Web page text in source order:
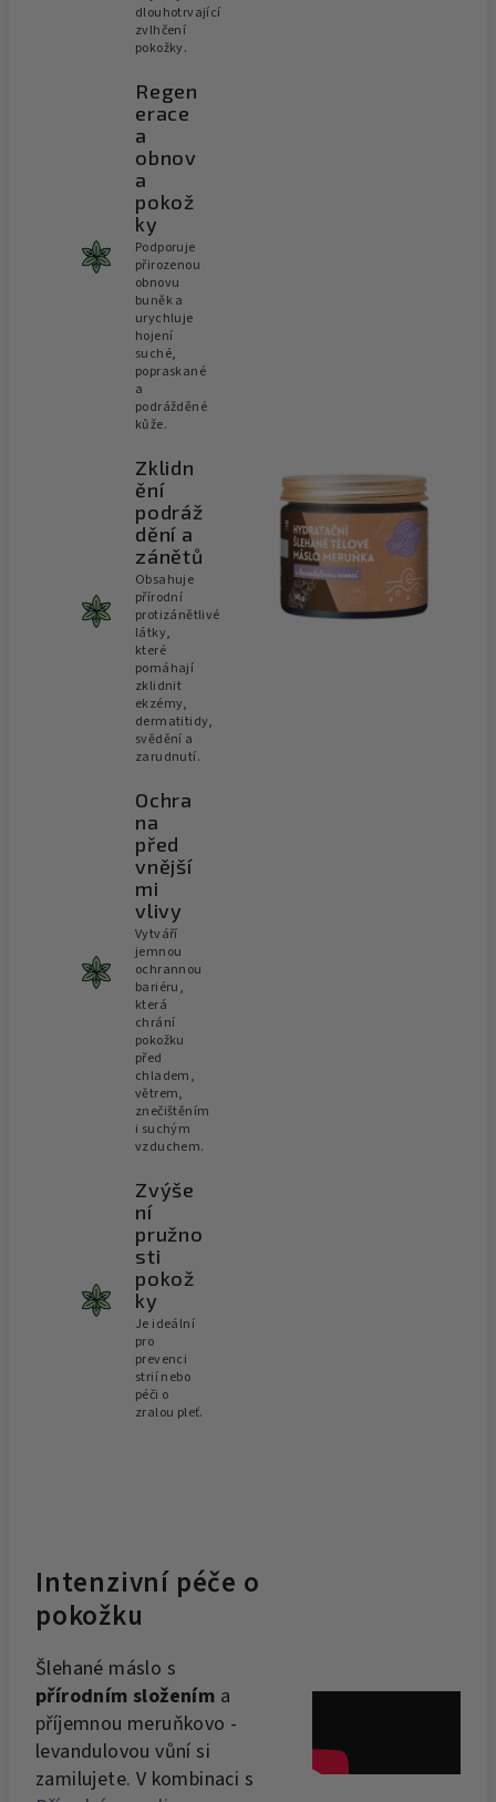
dlouhotrvající
zvlhčení
pokožky.
Regen
erace
a
obnov
a
pokož
ky
Podporuje
přirozenou
obnovu
buněk a
urychluje
hojení
suché,
popraskané
a
podrážděné
kůže.
Zklidn
ění
podráž
dění a
zánětů
Obsahuje
přírodní
protizánětlivé
látky,
které
pomáhají
zklidnit
ekzémy,
dermatitidy,
svědění a
zarudnutí.
Ochra
na
před
vnější
mi
vlivy
Vytváří
jemnou
ochrannou
bariéru,
která
chrání
pokožku
před
chladem,
větrem,
znečištěním
i suchým
vzduchem.
Zvýše
ní
pružno
sti
pokož
ky
Je ideální
pro
prevenci
strií nebo
péči o
zralou pleť.
Intenzivní péče o
pokožku
Šlehané máslo s
přírodním složením a
příjemnou meruňkovo -
levandulovou vůní si
zamilujete. V kombinaci s